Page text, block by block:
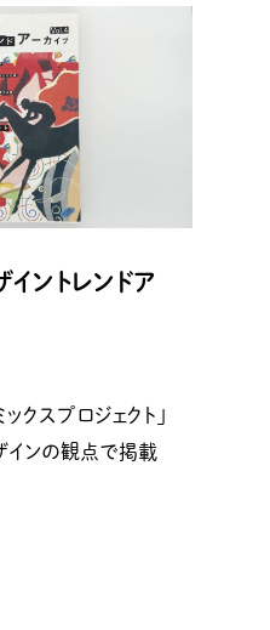
ントレンドア
クスプロジェクト」
インの観点で掲載